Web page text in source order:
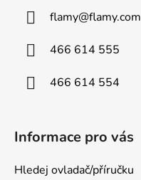
flamy@flamy.com
466 614 555
466 614 554
Informace pro vás
Hledej ovladač/příručku